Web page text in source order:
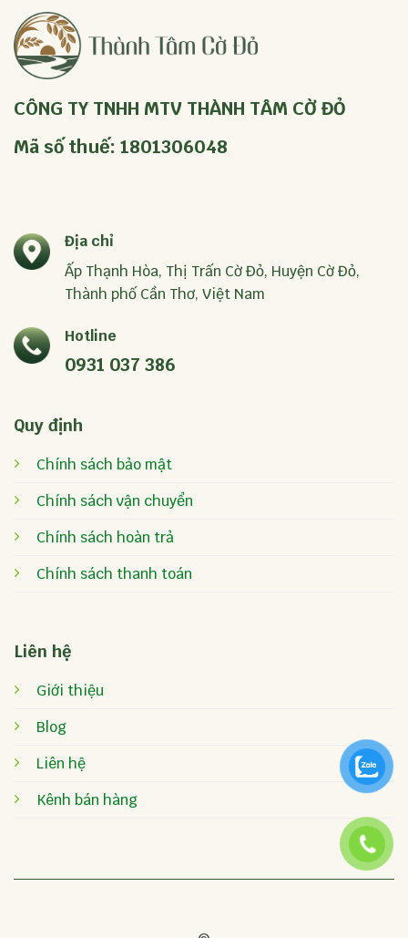
CÔNG TY TNHH MTV THÀNH TÂM CỜ ĐỎ
Mã số thuế: 1801306048
Địa chỉ
Ấp Thạnh Hòa, Thị Trấn Cờ Đỏ, Huyện Cờ Đỏ,
Thành phố Cần Thơ, Việt Nam
Hotline
0931 037 386
Quy định
Chính sách bảo mật
Chính sách vận chuyển
Chính sách hoàn trả
Chính sách thanh toán
Liên hệ
Giới thiệu
Blog
Liên hệ
Kênh bán hàng